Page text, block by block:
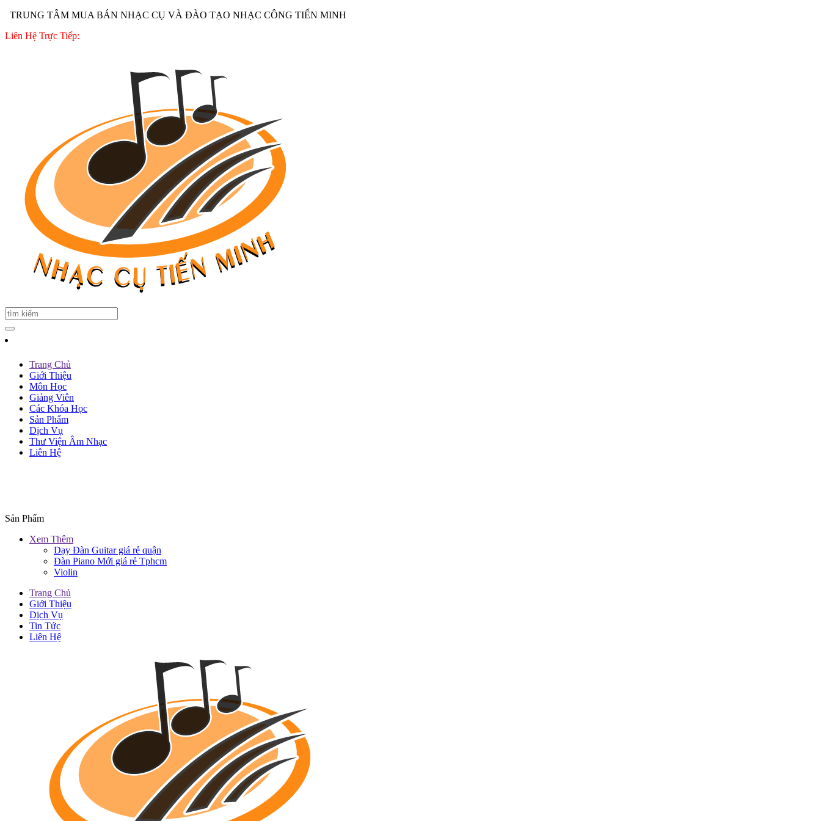
TRUNG TÂM MUA BÁN NHẠC CỤ VÀ ĐÀO TẠO NHẠC CÔNG TIẾN MINH
Liên Hệ Trực Tiếp:
Trang Chủ
Giới Thiệu
Môn Học
Giảng Viên
Các Khóa Học
Sản Phẩm
Dịch Vụ
Thư Viện Âm Nhạc
Liên Hệ
Sản Phẩm
Xem Thêm
Dạy Đàn Guitar giá rẻ quận
Đàn Piano Mới giá rẻ Tphcm
Violin
Trang Chủ
Giới Thiệu
Dịch Vụ
Tin Tức
Liên Hệ